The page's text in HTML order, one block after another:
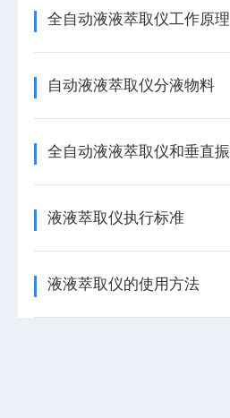
全自动液液萃取仪工作原理
自动液液萃取仪分液物料
液液萃取仪执行标准
液液萃取仪的使用方法